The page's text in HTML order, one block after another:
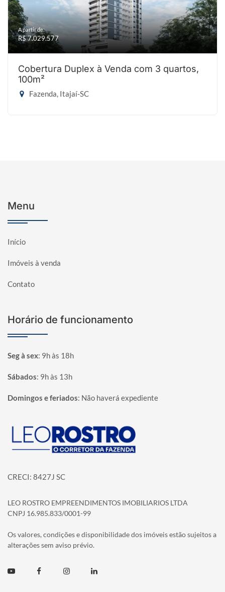
A partir de:
R$ 7.029.577
Cobertura Duplex à Venda com 3 quartos,
100m²
Fazenda, Itajaí-SC
Menu
Início
Imóveis à venda
Contato
Horário de funcionamento
Seg à sex: 9h às 18h
Sábados: 9h às 13h
Domingos e feriados: Não haverá expediente
Página inicial
CRECI: 8427J SC
LEO ROSTRO EMPREENDIMENTOS IMOBILIARIOS LTDA
CNPJ 16.985.833/0001-99
Os valores, condições e disponibilidade dos imóveis estão sujeitos a
alterações sem aviso prévio.
Youtube FacebookInstagramLinkedin